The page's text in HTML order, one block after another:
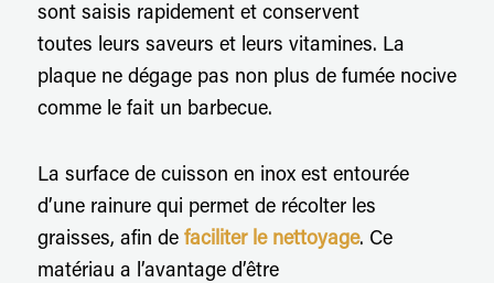
sont saisis rapidement et conservent
toutes leurs saveurs et leurs vitamines. La
plaque ne dégage pas non plus de fumée nocive
comme le fait un barbecue.
La surface de cuisson en inox est entourée
d’une rainure qui permet de récolter les
graisses, afin de faciliter le nettoyage. Ce
matériau a l’avantage d’être